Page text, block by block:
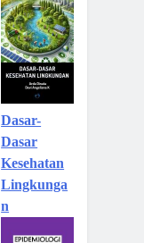
Dasar-
Dasar
Kesehatan
Lingkunga
n